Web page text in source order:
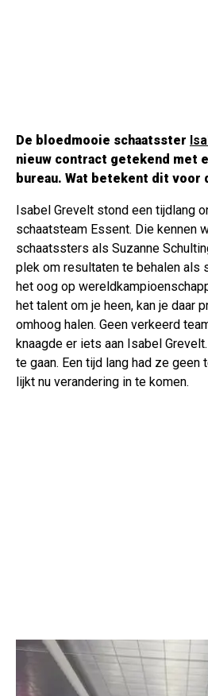
De bloedmooie schaatsster
nieuw contract getekend met
bureau. Wat betekent dit voor
Isabel Grevelt stond een tijdlang
schaatsteam Essent. Die kennen
schaatssters als Suzanne
plek om resultaten te behalen als
het oog op
het talent om je heen, kan je daar
omhoog halen. Geen verkeerd
knaagde er iets aan Isabel
te gaan. Een tijd lang had ze geen
lijkt nu verandering in te komen.